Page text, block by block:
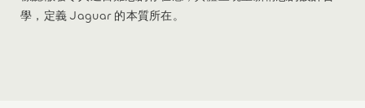
學，定義 Jaguar 的本質所在。